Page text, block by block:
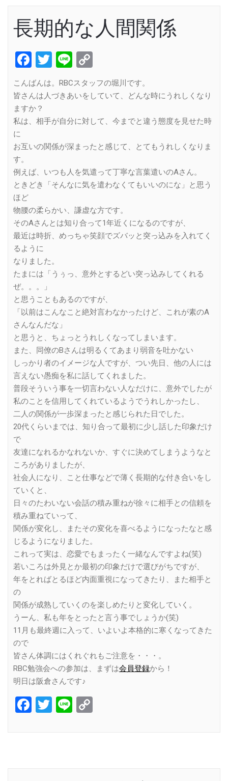
長期的な人間関係
Facebook
Twitter
Line
Link
こんばんは。RBCスタッフの堀川です。
皆さんは人づきあいをしていて、どんな時にうれしくなり
ますか？
私は、相手が自分に対して、今までと違う態度を見せた時
に
お互いの関係が深まったと感じて、とてもうれしくなりま
す。
例えば、いつも人を気遣って丁寧な言葉遣いのAさん。
ときどき「そんなに気を遣わなくてもいいのにな」と思う
ほど
物腰の柔らかい、謙虚な方です。
そのAさんとは知り合って1年近くになるのですが、
最近は時折、めっちゃ笑顔でズバッと突っ込みを入れてく
るように
なりました。
たまには「うぅっ、意外とするどい突っ込みしてくれる
ぜ。。。」
と思うこともあるのですが、
「以前はこんなこと絶対言わなかったけど、これが素のA
さんなんだな」
と思うと、ちょっとうれしくなってしまいます。
また、同僚のBさんは明るくてあまり弱音を吐かない
しっかり者のイメージな人ですが、つい先日、他の人には
言えない愚痴を私に話してくれました。
普段そういう事を一切言わない人なだけに、意外でしたが
私のことを信用してくれているようでうれしかったし、
二人の関係が一歩深まったと感じられた日でした。
20代くらいまでは、知り合って最初に少し話した印象だけ
で
友達になれるかなれないか、すぐに決めてしまうようなと
ころがありましたが、
社会人になり、こと仕事などで薄く長期的な付き合いをし
ていくと、
日々のたわいない会話の積み重ねが徐々に相手との信頼を
積み重ねていって、
関係が変化し、またその変化を喜べるようになったなと感
じるようになりました。
これって実は、恋愛でもまったく一緒なんですよね(笑)
若いころは外見とか最初の印象だけで選びがちですが、
年をとればとるほど内面重視になってきたり、また相手と
の
関係が成熟していくのを楽しめたりと変化していく。
うーん、私も年をとったと言う事でしょうか(笑)
11月も最終週に入って、いよいよ本格的に寒くなってきた
ので
皆さん体調にはくれぐれもご注意を・・・。
RBC勉強会への参加は、まずは会員登録から！
明日は阪倉さんです♪
Facebook
Twitter
Line